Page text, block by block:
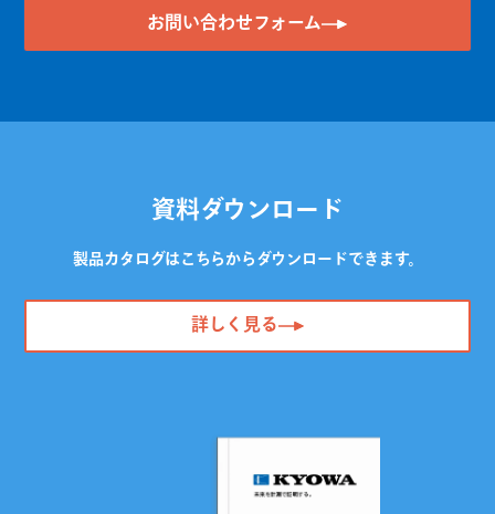
お問い合わせフォーム
資料ダウンロード
製品カタログはこちらからダウンロードできます。
詳しく見る